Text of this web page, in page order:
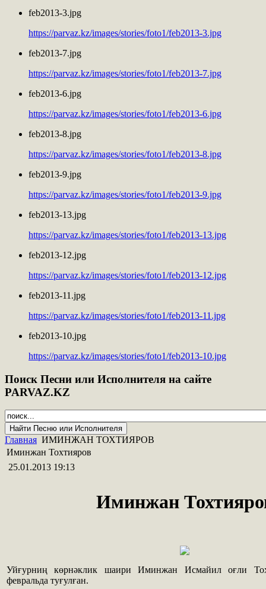
feb2013-3.jpg
https://parvaz.kz/images/stories/foto1/feb2013-3.jpg
feb2013-7.jpg
https://parvaz.kz/images/stories/foto1/feb2013-7.jpg
feb2013-6.jpg
https://parvaz.kz/images/stories/foto1/feb2013-6.jpg
feb2013-8.jpg
https://parvaz.kz/images/stories/foto1/feb2013-8.jpg
feb2013-9.jpg
https://parvaz.kz/images/stories/foto1/feb2013-9.jpg
feb2013-13.jpg
https://parvaz.kz/images/stories/foto1/feb2013-13.jpg
feb2013-12.jpg
https://parvaz.kz/images/stories/foto1/feb2013-12.jpg
feb2013-11.jpg
https://parvaz.kz/images/stories/foto1/feb2013-11.jpg
feb2013-10.jpg
https://parvaz.kz/images/stories/foto1/feb2013-10.jpg
Поиск Песни или Исполнителя на сайте
PARVAZ.KZ
Главная ИМИНЖАН ТОХТИЯРОВ
Иминжан Тохтияров
25.01.2013 19:13
Иминжан
Уйғурниң көрнәклик шаири Иминжан Исмайил оғли
февральда туғулған.